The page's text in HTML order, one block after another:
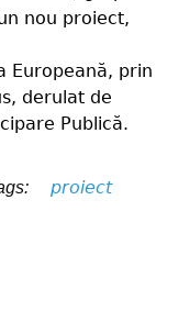
nou proiect,
Europeană, prin
derulat de
Publică.
proiect